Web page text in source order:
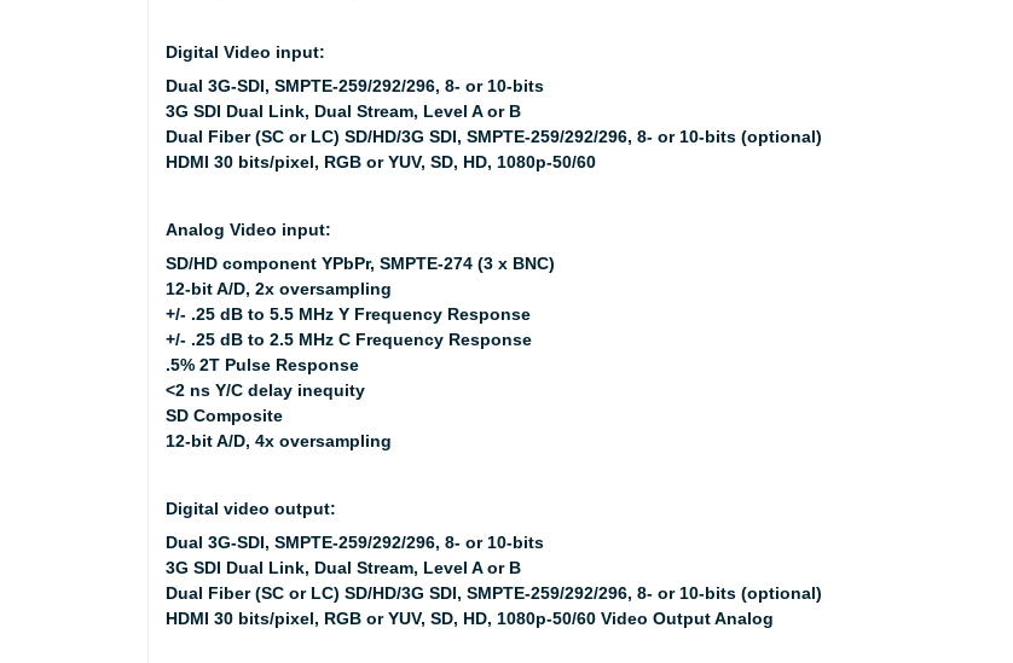
Digital Video input:
Dual 3G-SDI, SMPTE-259/292/296, 8- or 10-bits
3G SDI Dual Link, Dual Stream, Level A or B
Dual Fiber (SC or LC) SD/HD/3G SDI, SMPTE-259/292/296, 8- or 10-bits (optional)
HDMI 30 bits/pixel, RGB or YUV, SD, HD, 1080p-50/60
Analog Video input:
SD/HD component YPbPr, SMPTE-274 (3 x BNC)
12-bit A/D, 2x oversampling
+/- .25 dB to 5.5 MHz Y Frequency Response
+/- .25 dB to 2.5 MHz C Frequency Response
.5% 2T Pulse Response
<2 ns Y/C delay inequity
SD Composite
12-bit A/D, 4x oversampling
Digital video output:
Dual 3G-SDI, SMPTE-259/292/296, 8- or 10-bits
3G SDI Dual Link, Dual Stream, Level A or B
Dual Fiber (SC or LC) SD/HD/3G SDI, SMPTE-259/292/296, 8- or 10-bits (optional)
HDMI 30 bits/pixel, RGB or YUV, SD, HD, 1080p-50/60 Video Output Analog